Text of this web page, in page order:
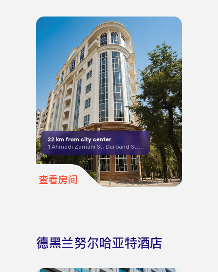
22 km from city center
1 Ahmadi Zamani St, Darband St, Tehran
查看房间
德黑兰努尔哈亚特酒店